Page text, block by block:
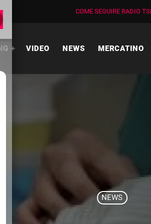
COME SEGUIRE RADIO
VIDEO NEWS MERCATINO
NEWS